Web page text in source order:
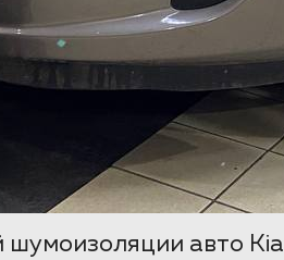
авто